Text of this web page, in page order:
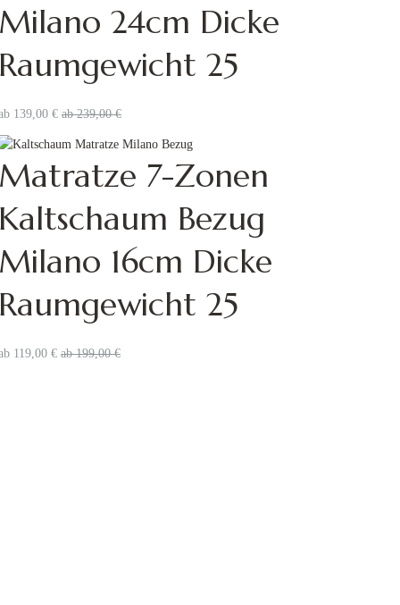
24cm Dicke
25
139,00 € ab239,00€
7-Zonen
Bezug
16cm Dicke
25
119,00 € ab199,00€